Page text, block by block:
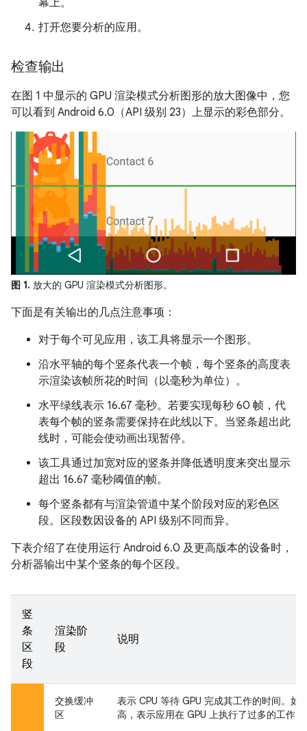
幕上。
打开您要分析的应用。
检查输出
在图 1 中显示的 GPU 渲染模式分析图形的放大图像中，您
可以看到 Android 6.0（API 级别 23）上显示的彩色部分。
图 1. 放大的 GPU 渲染模式分析图形。
下面是有关输出的几点注意事项：
对于每个可见应用，该工具将显示一个图形。
沿水平轴的每个竖条代表一个帧，每个竖条的高度表
示渲染该帧所花的时间（以毫秒为单位）。
水平绿线表示 16.67 毫秒。若要实现每秒 60 帧，代
表每个帧的竖条需要保持在此线以下。当竖条超出此
线时，可能会使动画出现暂停。
该工具通过加宽对应的竖条并降低透明度来突出显示
超出 16.67 毫秒阈值的帧。
每个竖条都有与渲染管道中某个阶段对应的彩色区
段。区段数因设备的 API 级别不同而异。
下表介绍了在使用运行 Android 6.0 及更高版本的设备时，
分析器输出中某个竖条的每个区段。
竖
条
区
段
渲染阶
段
说明
交换缓冲
区
表示 CPU 等待 GPU 完成其工作的时间。如
高，表示应用在 GPU 上执行了过多的工作。